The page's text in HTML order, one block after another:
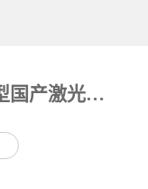
经济型国产激光位移传感器HC-Q系列可替代Panasonic松下HG-C系列